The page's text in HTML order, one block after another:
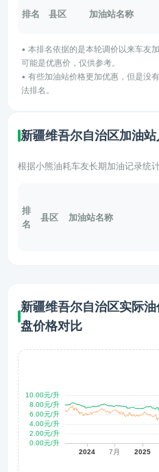
排名 县区 加油站名称
• 本排名依据的是本轮调价以来车友
可能是优惠价，仅供参考。
• 有些加油站价格更加优惠，但是没
法排名。
新疆维吾尔自治区加油站
根据小熊油耗车友长期加油记录统计
排
名
县区 加油站名称
新疆维吾尔自治区实际
盘价格对比